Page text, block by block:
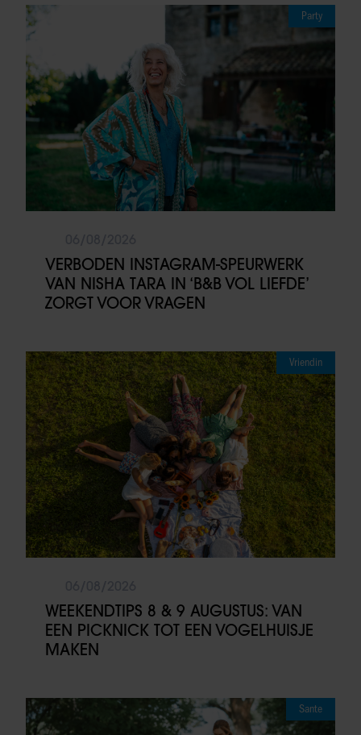
Party
VERBODEN INSTAGRAM-SPEURWERK
VAN NISHA TARA IN ‘B&B VOL LIEFDE’
ZORGT VOOR VRAGEN
Vriendin
WEEKENDTIPS 8 & 9 AUGUSTUS: VAN
EEN PICKNICK TOT EEN VOGELHUISJE
MAKEN
Sante